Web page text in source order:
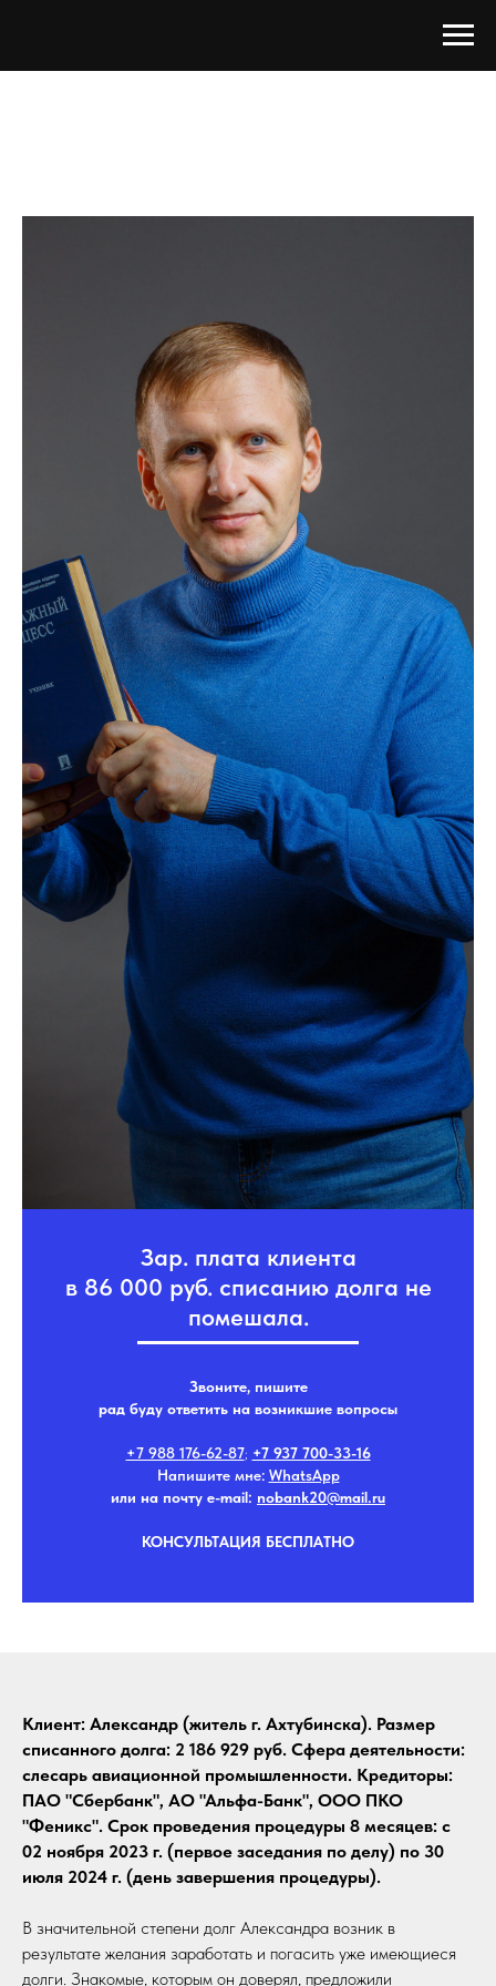
Зар. плата клиента
в 86 000 руб. списанию долга не
помешала.
Звоните, пишите
рад буду ответить на возникшие вопросы
+7 988 176-62-87; +7 937 700-33-16
Напишите мне: WhatsApp
или на почту e-mail: nobank20@mail.ru
КОНСУЛЬТАЦИЯ БЕСПЛАТНО
Клиент: Александр (житель г. Ахтубинска). Размер
списанного долга: 2 186 929 руб. Сфера деятельности:
слесарь авиационной промышленности. Кредиторы:
ПАО "Сбербанк", АО "Альфа-Банк", ООО ПКО
"Феникс". Срок проведения процедуры 8 месяцев: с
02 ноября 2023 г. (первое заседания по делу) по 30
июля 2024 г. (день завершения процедуры).
В значительной степени долг Александра возник в
результате желания заработать и погасить уже имеющиеся
долги. Знакомые, которым он доверял, предложили